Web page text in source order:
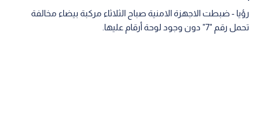
رؤيا - ضبطت الاجهزة الامنية صباح الثلاثاء مركبة بيضاء مخالفة
تحمل رقم "7" دون وجود لوحة أرقام عليها.